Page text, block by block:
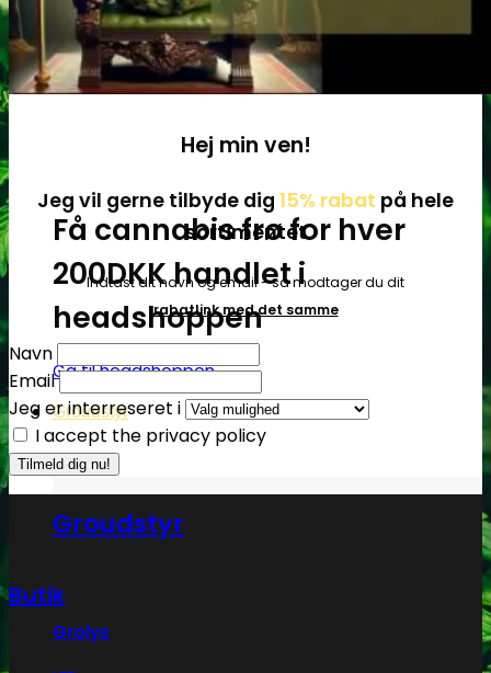
Få cannabis frø for hver
200DKK handlet i
headshoppen
Gå til headshoppen
Groudstyr
Groudstyr
Grolys
Hej min ven!
Jeg vil gerne tilbyde dig 15% rabat på hele
sortimentet
Indtast dit navn og email - så modtager du dit
rabatlink med det samme
Navn
Email
Jeg er interreseret i
I accept the privacy policy
Butik